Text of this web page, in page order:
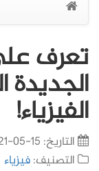
تعرف
الجديدة
الفيزياء!
التاريخ: 15-05-2021
التصنيف:فيزياء